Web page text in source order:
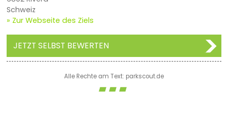
Schweiz
» Zur Webseite des Ziels
JETZT SELBST BEWERTEN
Alle Rechte am Text: parkscout.de